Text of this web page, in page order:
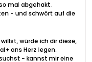
mal abgehakt.
- und schwört auf die
würde ich dir diese,
ans Herz legen.
- kannst mir eine